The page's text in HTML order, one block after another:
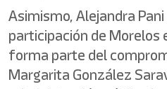
Asimismo, Alejandra
participación de Morelos
forma parte del
Margarita González